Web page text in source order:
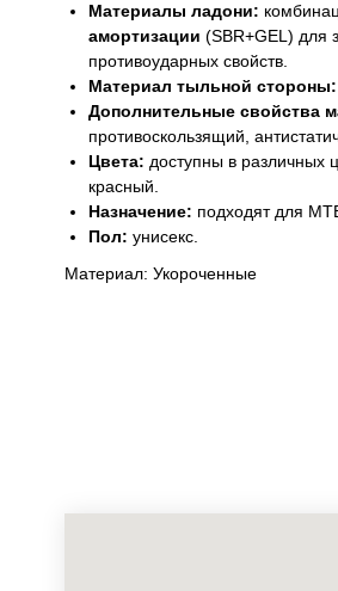
Материалы ладони:
амортизации (SBR+GEL) для
противоударных свойств.
Материал тыльной стороны:
Дополнительные свойства
противоскользящий,
Цвета: доступны в различных
красный.
Назначение: подходят для
Пол: унисекс.
Материал: Укороченные